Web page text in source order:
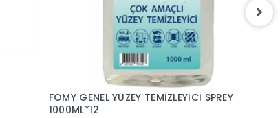
FOMY GENEL YÜZEY TEMİZLEYİCİ SPREY
1000ML*12